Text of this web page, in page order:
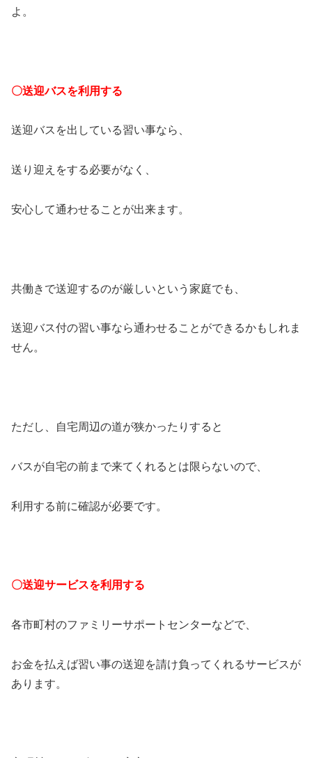
よ。
〇送迎バスを利用する
送迎バスを出している習い事なら、
送り迎えをする必要がなく、
安心して通わせることが出来ます。
共働きで送迎するのが厳しいという家庭でも、
送迎バス付の習い事なら通わせることができるかもしれま
せん。
ただし、自宅周辺の道が狭かったりすると
バスが自宅の前まで来てくれるとは限らないので、
利用する前に確認が必要です。
〇送迎サービスを利用する
各市町村のファミリーサポートセンターなどで、
お金を払えば習い事の送迎を請け負ってくれるサービスが
あります。